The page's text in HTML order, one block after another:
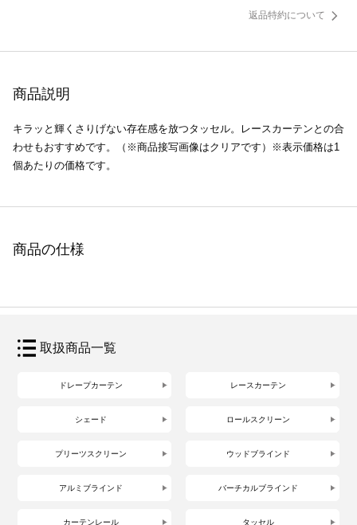
返品特約について
商品説明
キラッと輝くさりげない存在感を放つタッセル。レースカーテンとの合
わせもおすすめです。（※商品接写画像はクリアです）※表示価格は1
個あたりの価格です。
商品の仕様
取扱商品一覧
ドレープカーテン レースカーテン
シェード ロールスクリーン
プリーツスクリーン ウッドブラインド
アルミブラインド バーチカルブラインド
カーテンレール タッセル